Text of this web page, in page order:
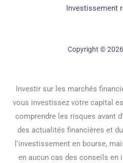
Investissement
Copyright ©
Investir sur les marchés
vous investissez votre capital
comprendre les risques avant
des actualités financières et
l'investissement en bourse,
en aucun cas des conseils en